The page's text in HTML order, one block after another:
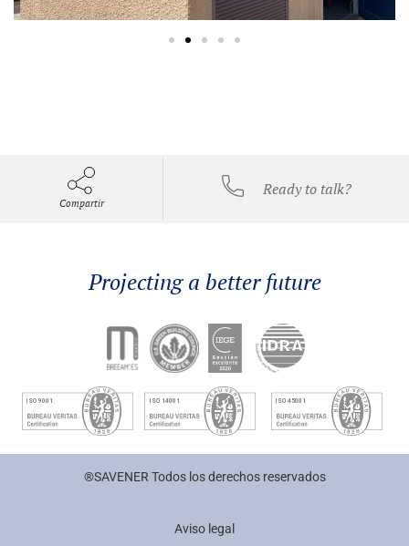
Compartir
Ready to talk?
Projecting a better future
®SAVENER Todos los derechos reservados
Aviso legal